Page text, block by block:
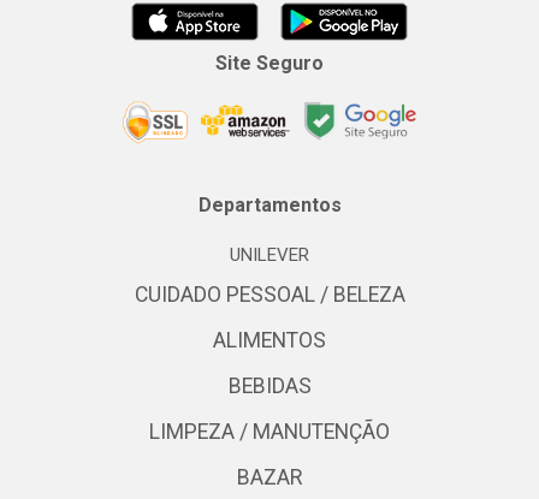
Site Seguro
Departamentos
UNILEVER
CUIDADO PESSOAL / BELEZA
ALIMENTOS
BEBIDAS
LIMPEZA / MANUTENÇÃO
BAZAR